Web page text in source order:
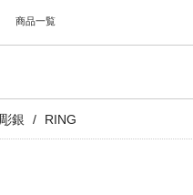
商品一覧
彫銀 RING